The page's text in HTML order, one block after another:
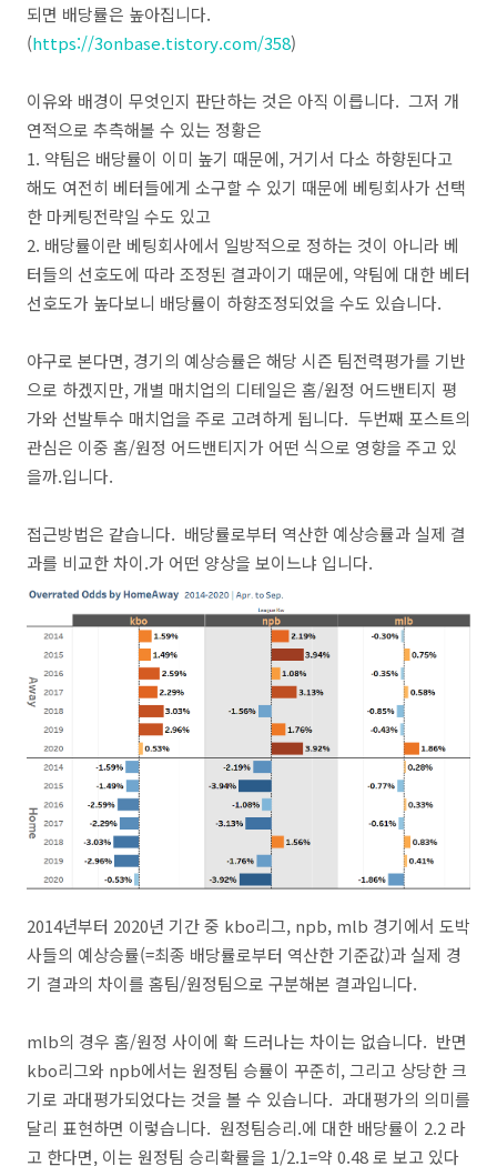
되면 배당률은 높아집니다.
(https://3onbase.tistory.com/358)
이유와 배경이 무엇인지 판단하는 것은 아직 이릅니다. 그저 개
연적으로 추측해볼 수 있는 정황은
1. 약팀은 배당률이 이미 높기 때문에, 거기서 다소 하향된다고
해도 여전히 베터들에게 소구할 수 있기 때문에 베팅회사가 선택
한 마케팅전략일 수도 있고
2. 배당률이란 베팅회사에서 일방적으로 정하는 것이 아니라 베
터들의 선호도에 따라 조정된 결과이기 때문에, 약팀에 대한 베터
선호도가 높다보니 배당률이 하향조정되었을 수도 있습니다.
야구로 본다면, 경기의 예상승률은 해당 시즌 팀전력평가를 기반
으로 하겠지만, 개별 매치업의 디테일은 홈/원정 어드밴티지 평
가와 선발투수 매치업을 주로 고려하게 됩니다. 두번째 포스트의
관심은 이중 홈/원정 어드밴티지가 어떤 식으로 영향을 주고 있
을까.입니다.
접근방법은 같습니다. 배당률로부터 역산한 예상승률과 실제 결
과를 비교한 차이.가 어떤 양상을 보이느냐 입니다.
2014년부터 2020년 기간 중 kbo리그, npb, mlb 경기에서 도박
사들의 예상승률(=최종 배당률로부터 역산한 기준값)과 실제 경
기 결과의 차이를 홈팀/원정팀으로 구분해본 결과입니다.
mlb의 경우 홈/원정 사이에 확 드러나는 차이는 없습니다. 반면
kbo리그와 npb에서는 원정팀 승률이 꾸준히, 그리고 상당한 크
기로 과대평가되었다는 것을 볼 수 있습니다. 과대평가의 의미를
달리 표현하면 이렇습니다. 원정팀승리.에 대한 배당률이 2.2 라
고 한다면, 이는 원정팀 승리확률을 1/2.1=약 0.48 로 보고 있다